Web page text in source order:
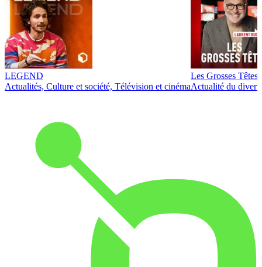
LEGEND
Actualités, Culture et société, Télévision et cinéma
Les Grosses Têtes
Actualité du